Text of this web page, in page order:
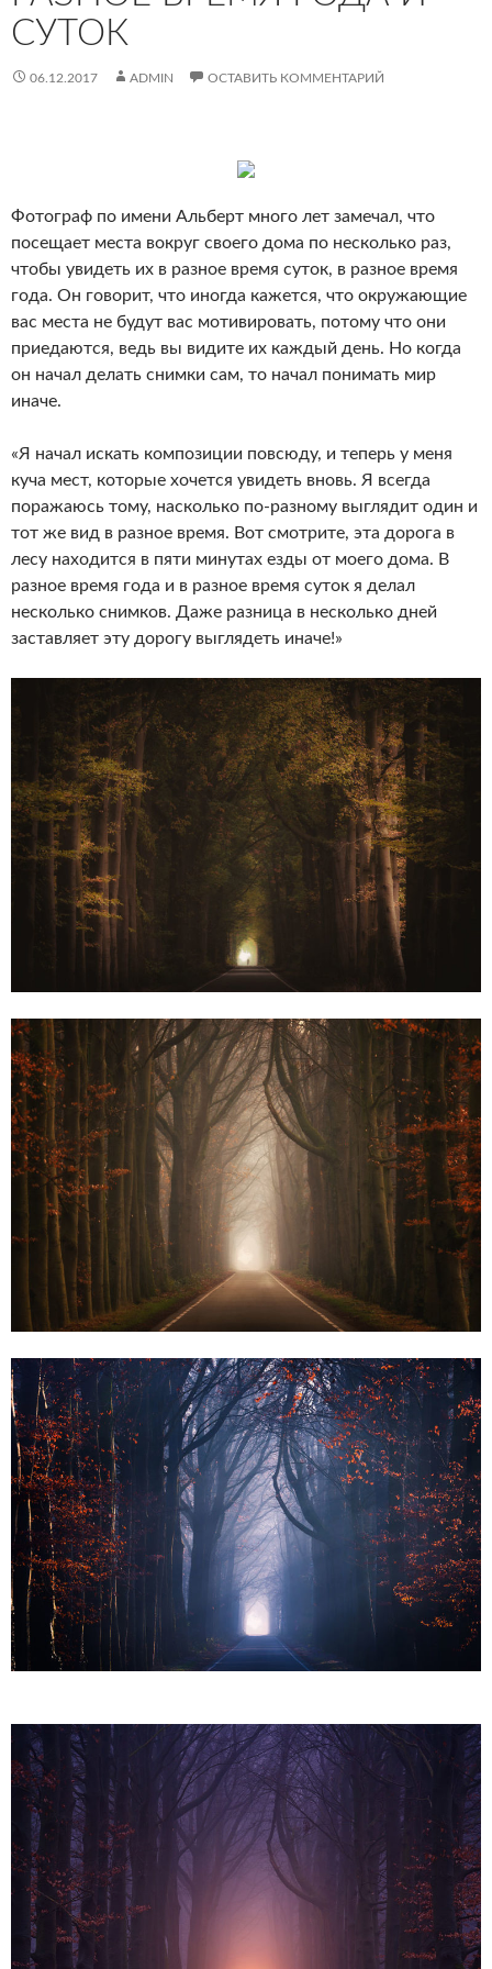
СУТОК
06.12.2017 ADMIN ОСТАВИТЬ КОММЕНТАРИЙ
Фотограф по имени Альберт много лет замечал, что
посещает места вокруг своего дома по несколько раз,
чтобы увидеть их в разное время суток, в разное время
года. Он говорит, что иногда кажется, что окружающие
вас места не будут вас мотивировать, потому что они
приедаются, ведь вы видите их каждый день. Но когда
он начал делать снимки сам, то начал понимать мир
иначе.
«Я начал искать композиции повсюду, и теперь у меня
куча мест, которые хочется увидеть вновь. Я всегда
поражаюсь тому, насколько по-разному выглядит один и
тот же вид в разное время. Вот смотрите, эта дорога в
лесу находится в пяти минутах езды от моего дома. В
разное время года и в разное время суток я делал
несколько снимков. Даже разница в несколько дней
заставляет эту дорогу выглядеть иначе!»